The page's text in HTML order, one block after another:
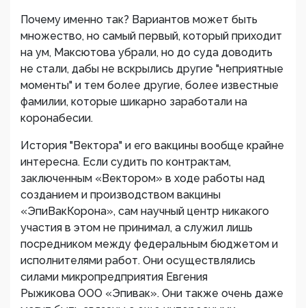
Почему именно так? Вариантов может быть
множество, но самый первый, который приходит
на ум, Максютова убрали, но до суда доводить
не стали, дабы не вскрылись другие "неприятные
моменты" и тем более другие, более известные
фамилии, которые шикарно заработали на
коронабесии.
История "Вектора" и его вакцины вообще крайне
интересна. Если судить по контрактам,
заключенным «Вектором» в ходе работы над
созданием и производством вакцины
«ЭпиВакКорона», сам научный центр никакого
участия в этом не принимал, а служил лишь
посредником между федеральным бюджетом и
исполнителями работ. Они осуществлялись
силами микропредприятия Евгения
Рыжикова ООО «Эпивак». Они также очень даже